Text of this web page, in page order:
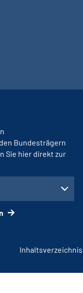
Bundesträgern
Sie hier direkt zur
Inhaltsverzeichnis